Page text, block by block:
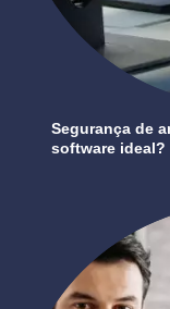
Segurança de
software ideal?